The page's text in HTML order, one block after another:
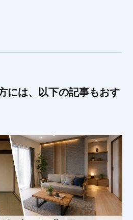
には、以下の記事もおす